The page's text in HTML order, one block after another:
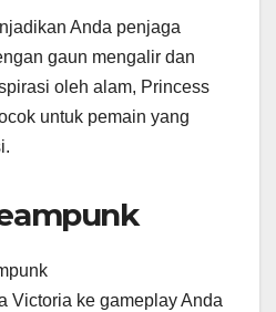
Anda penjaga
gaun mengalir dan
oleh alam, Princess
untuk pemain yang
Victoria ke gameplay Anda